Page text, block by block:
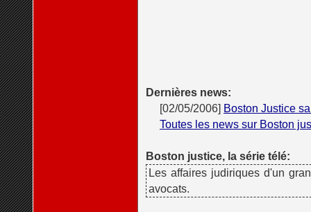
Dernières news:
[02/05/2006] Boston Justice
Toutes les news sur Boston
Boston justice, la série télé:
Les affaires judiriques d'un
avocats.